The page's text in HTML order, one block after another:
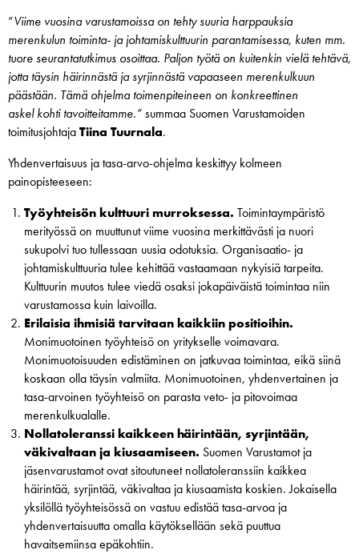
”Viime vuosina varustamoissa on tehty suuria harppauksia
merenkulun toiminta- ja johtamiskulttuurin parantamisessa, kuten mm.
tuore seurantatutkimus osoittaa. Paljon työtä on kuitenkin vielä tehtävä,
jotta täysin häirinnästä ja syrjinnästä vapaaseen merenkulkuun
päästään. Tämä ohjelma toimenpiteineen on konkreettinen
askel kohti tavoitteitamme.”summaa Suomen Varustamoiden
toimitusjohtajaTiina Tuurnala.
Yhdenvertaisuus ja tasa-arvo-ohjelma keskittyy kolmeen
painopisteeseen:
Työyhteisön kulttuuri murroksessa. Toimintaympäristö
merityössä on muuttunut viime vuosina merkittävästi ja nuori
sukupolvi tuo tullessaan uusia odotuksia. Organisaatio- ja
johtamiskulttuuria tulee kehittää vastaamaan nykyisiä tarpeita.
Kulttuurin muutos tulee viedä osaksi jokapäiväistä toimintaa niin
varustamossa kuin laivoilla.
Erilaisia ihmisiä tarvitaan kaikkiin positioihin.
Monimuotoinen työyhteisö on yritykselle voimavara.
Monimuotoisuuden edistäminen on jatkuvaa toimintaa, eikä siinä
koskaan olla täysin valmiita. Monimuotoinen, yhdenvertainen ja
tasa-arvoinen työyhteisö on parasta veto- ja pitovoimaa
merenkulkualalle.
Nollatoleranssi kaikkeen häirintään, syrjintään,
väkivaltaan ja kiusaamiseen. Suomen Varustamot ja
jäsenvarustamot ovat sitoutuneet nollatoleranssiin kaikkea
häirintää, syrjintää, väkivaltaa ja kiusaamista koskien. Jokaisella
yksilöllä työyhteisössä on vastuu edistää tasa-arvoa ja
yhdenvertaisuutta omalla käytöksellään sekä puuttua
havaitsemiinsa epäkohtiin.